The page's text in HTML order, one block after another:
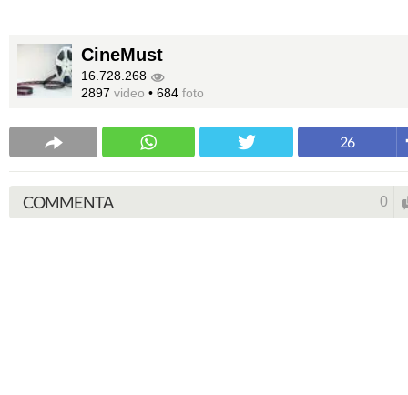
CineMust
16.728.268
2897 video • 684 foto
26
COMMENTA 0